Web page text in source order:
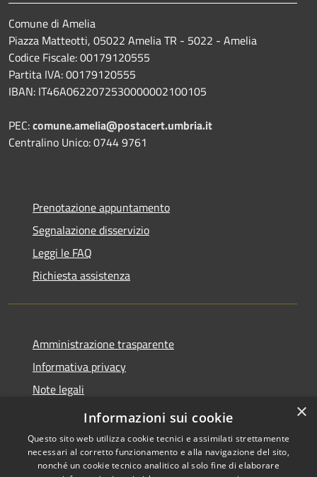
Comune di Amelia
Piazza Matteotti, 05022 Amelia TR - 5022 - Amelia
Codice Fiscale: 00179120555
Partita IVA: 00179120555
IBAN: IT46A0622072530000002100105
PEC:comune.amelia@postacert.umbria.it
Centralino Unico: 0744 9761
Prenotazione appuntamento
Segnalazione disservizio
Leggi le FAQ
Richiesta assistenza
Amministrazione trasparente
Informativa privacy
Note legali
Dichiarazione di accessibilità
×
Informazioni sui cookie
Questo sito web utilizza cookie tecnici e assimilati strettamente
necessari al corretto funzionamento e alla navigazione del sito,
nonché un cookie tecnico analitico al solo fine di elaborare